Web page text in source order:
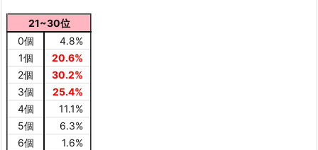
21~30位
0個
4.8%
1個
20.6%
2個
30.2%
3個
25.4%
4個
11.1%
5個
6.3%
6個
1.6%